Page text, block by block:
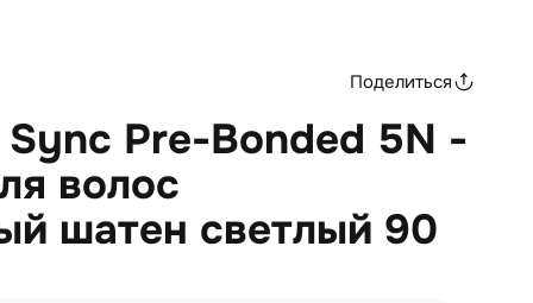
Поделиться
Pre-Bonded 5N -
волос
шатен светлый 90